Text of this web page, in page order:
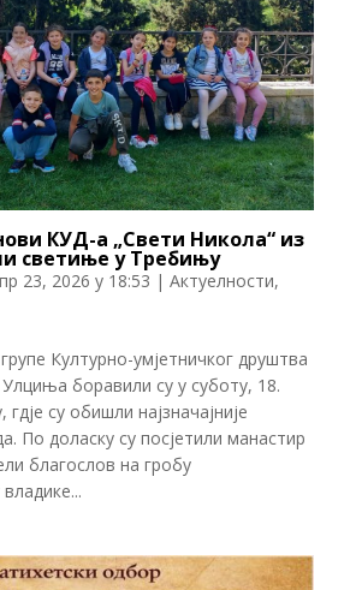
КУД-а „Свети Никола“ из
светиње у Требињу
23, 2026 у 18:53 | Актуелности,
Културно-умјетничког друштва
боравили су у суботу, 18.
су обишли најзначајније
По доласку су посјетили манастир
благослов на гробу